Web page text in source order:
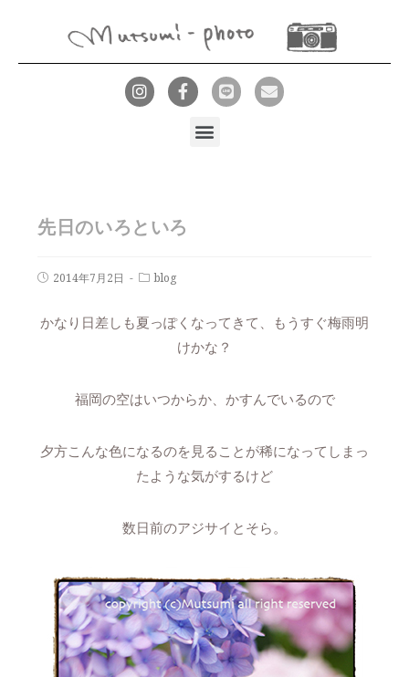
先日のいろといろ
2014年7月2日 blog
かなり日差しも夏っぽくなってきて、もうすぐ梅雨明
けかな？
福岡の空はいつからか、かすんでいるので
夕方こんな色になるのを見ることが稀になってしまっ
たような気がするけど
数日前のアジサイとそら。